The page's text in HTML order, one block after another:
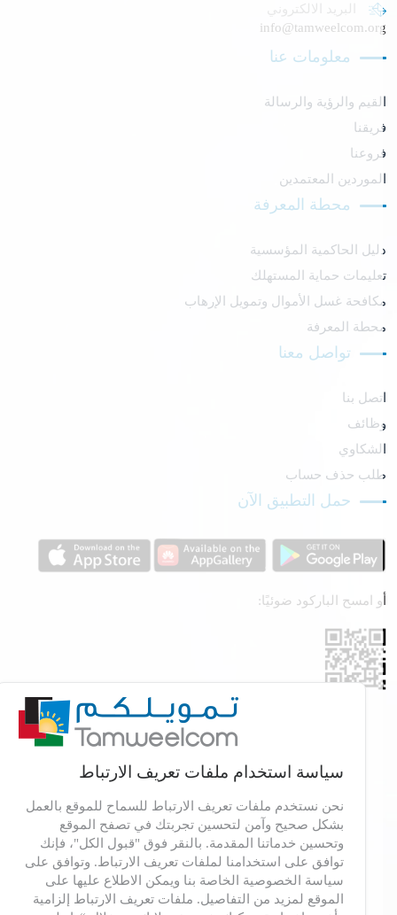
البريد الالكتروني
معلومات عنا
والرؤية والرسالة
المعتمدين
محطة المعرفة
الحاكمية المؤسسية
حماية المستهلك
غسل الأموال وتمويل الإرهاب
المعرفة
تواصل معنا
بنا
حذف حساب
حمل التطبيق الآن
امسح الباركود ضوئيًا:
© 2026 طور بواسطة dot.jo كل الحقوق محفوظة
سياسة الخصوصية | شروط وأحكام الخدمات الرقميه
سياسة استخدام ملفات تعريف الارتباط
نحن نستخدم ملفات تعريف الارتباط للسماح للموقع بالعمل
بشكل صحيح وآمن لتحسين تجربتك في تصفح الموقع
وتحسين خدماتنا المقدمة. بالنقر فوق "قبول الكل"، فإنك
توافق على استخدامنا لملفات تعريف الارتباط. وتوافق على
سياسة الخصوصية الخاصة بنا ويمكن الاطلاع عليها على
الموقع لمزيد من التفاصيل. ملفات تعريف الارتباط إلزامية